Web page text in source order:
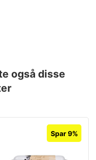
også disse
Spar 9%